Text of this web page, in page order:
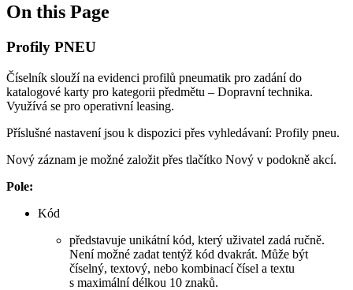
On this Page
Profily PNEU
Číselník slouží na evidenci profilů pneumatik pro zadání do
katalogové karty pro kategorii předmětu – Dopravní technika.
Využívá se pro operativní leasing.
Příslušné nastavení jsou k dispozici přes vyhledávaní: Profily pneu.
Nový záznam je možné založit přes tlačítko Nový v podokně akcí.
Pole:
Kód
představuje unikátní kód, který uživatel zadá ručně.
Není možné zadat tentýž kód dvakrát. Může být
číselný, textový, nebo kombinací čísel a textu
s maximální délkou 10 znaků.